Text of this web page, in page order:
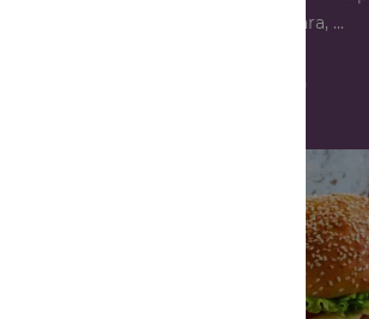
carbonara, ...